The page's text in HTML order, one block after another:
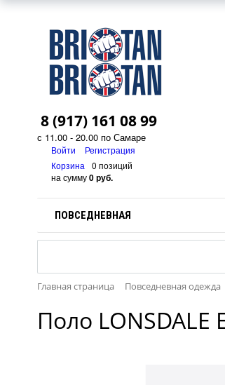
8 (917) 161 08 99
с 11.00 - 20.00 по Самаре
Войти
Регистрация
Корзина
0 позиций
на сумму0 руб.
ПОВСЕДНЕВНАЯ
Главная страница Повседневная одежда
Поло LONSDALE